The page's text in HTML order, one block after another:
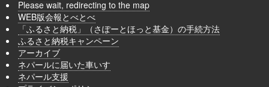
Please wait, redirecting to the map
WEB版会報とべとべ
「ふるさと納税」（さぽーとほっと基金）の手続方法
ふるさと納税キャンペーン
アーカイブ
ネパールに届いた車いす
ネパール支援